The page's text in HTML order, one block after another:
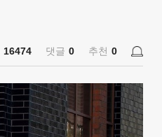
16474 댓글 0 추천 0